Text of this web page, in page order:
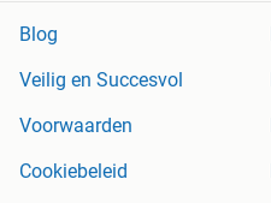
Blog
Veilig en Succesvol
Voorwaarden
Cookiebeleid